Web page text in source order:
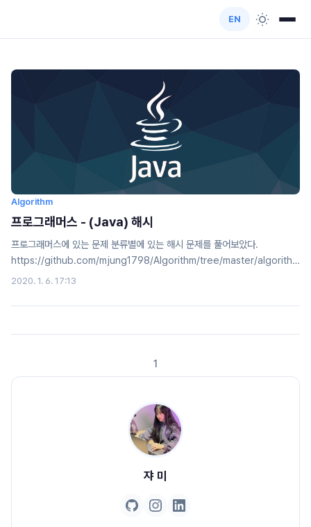
EN
Algorithm
프로그래머스 - (Java) 해시
프로그래머스에 있는 문제 분류별에 있는 해시 문제를 풀어보았다.
https://github.com/mjung1798/Algorithm/tree/master/
mjung1798/AlgorithmMy Algorithm Source Code Storage :).
an account on GitHub.github.com 1. HashMap의 유용한 method
2020. 1. 6. 17:13
1
쟈 미